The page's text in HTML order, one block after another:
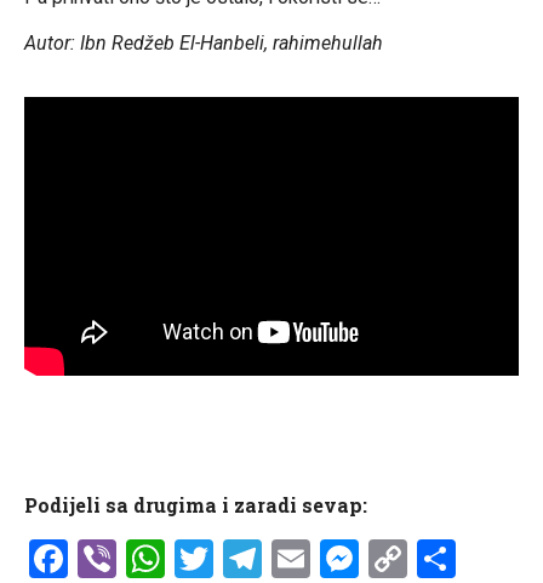
Autor: Ibn Redžeb El-Hanbeli, rahimehullah
Podijeli sa drugima i zaradi sevap:
Facebook
ViberWhatsApp
Twitter
Telegram
EmailCopy